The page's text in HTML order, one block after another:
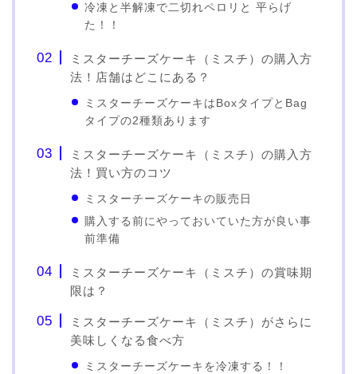
冷凍と半解凍で二切れペロリと 平らげ
た！！
ミスターチーズケーキ（ミスチ）の購入方
法！店舗はどこにある？
ミスターチーズケーキはBoxタイプとBag
タイプの2種類あります
ミスターチーズケーキ（ミスチ）の購入方
法！買い方のコツ
ミスターチーズケーキの販売日
購入する前にやっておいていた方が良い事
前準備
ミスターチーズケーキ（ミスチ）の賞味期
限は？
ミスターチーズケーキ（ミスチ）がさらに
美味しくなる食べ方
ミスターチーズケーキを冷凍する！！